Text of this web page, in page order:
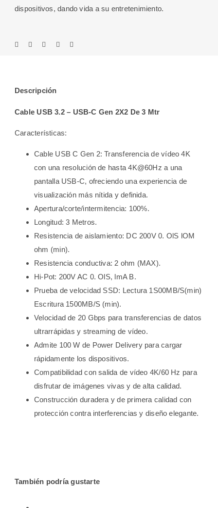
dispositivos, dando vida a su entretenimiento.
Descripción
Cable USB 3.2 – USB-C Gen 2X2 De 3 Mtr
Características:
Cable USB C Gen 2: Transferencia de vídeo 4K
con una resolución de hasta 4K@60Hz a una
pantalla USB-C, ofreciendo una experiencia de
visualización más nítida y definida.
Apertura/corte/intermitencia: 100%.
Longitud: 3 Metros.
Resistencia de aislamiento: DC 200V 0. OlS lOM
ohm (min).
Resistencia conductiva: 2 ohm (MAX).
Hi-Pot: 200V AC 0. OlS, lmA B.
Prueba de velocidad SSD: Lectura 1S00MB/S(min)
Escritura 1500MB/S (min).
Velocidad de 20 Gbps para transferencias de datos
ultrarrápidas y streaming de vídeo.
Admite 100 W de Power Delivery para cargar
rápidamente los dispositivos.
Compatibilidad con salida de vídeo 4K/60 Hz para
disfrutar de imágenes vivas y de alta calidad.
Construcción duradera y de primera calidad con
protección contra interferencias y diseño elegante.
También podría gustarte